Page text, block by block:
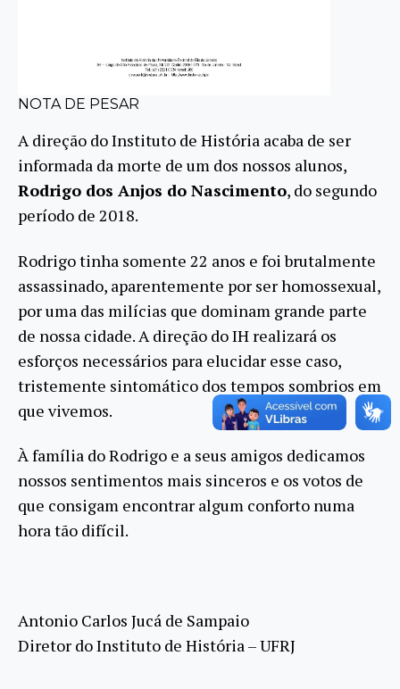
NOTA DE PESAR
A direção do Instituto de História acaba de ser
informada da morte de um dos nossos alunos,
Rodrigo dos Anjos do Nascimento, do segundo
período de 2018.
Rodrigo tinha somente 22 anos e foi brutalmente
assassinado, aparentemente por ser homossexual,
por uma das milícias que dominam grande parte
de nossa cidade. A direção do IH realizará os
esforços necessários para elucidar esse caso,
tristemente sintomático dos tempos sombrios em
que vivemos.
À família do Rodrigo e a seus amigos dedicamos
nossos sentimentos mais sinceros e os votos de
que consigam encontrar algum conforto numa
hora tão difícil.
Antonio Carlos Jucá de Sampaio
Diretor do Instituto de História – UFRJ